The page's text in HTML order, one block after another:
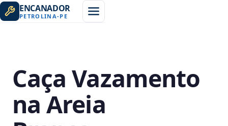
ENCANADOR
PETROLINA-PE
Caça Vazamento
na Areia